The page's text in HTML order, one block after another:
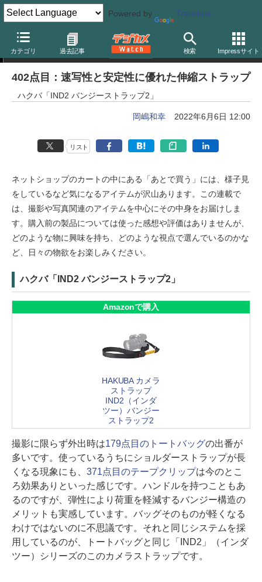
Powered by Translate
カテゴリ 過去記事 検索 Impressサイト
岡嶋和幸の「あとで買う」
402点目：速写性と安定性に優れた伸縮ストラップ
ハクバ「IND2 バンジーストラップ2」
岡嶋和幸 2022年6月6日 12:00
リスト
ネットショップのカートの中にある「あとで買う」には、様子見
をしているなど気になるアイテムが沢山あります。この連載で
は、撮影や写真関連のアイテムを中心にその中身をお届けしま
す。購入前の製品については使った感想や評価はありませんが、
どのような物に興味を持ち、どのような視点で選んでいるのかな
ど、日々の物欲をお楽しみください。
ハクバ「IND2 バンジーストラップ2」
Amazonで購入
HAKUBA カメラ
ストラップ
IND2（インダ
ツー）バンジー
ストラップ2
撮影に限らず外出時は179点目のトートバッグの出番が
多いです。使っているうちにショルダーストラップが長
くなる現象にも、 371点目のテープクリップは今のとこ
ろ効果ありといった感じです。ハンドルを持つこともあ
るのですが、弾性により荷重を軽減するバンジー構造の
メリットも実感しています。バッグそのものが軽くなる
わけではないのに不思議です。それと同じシステムを採
用しているのが、トートバッグと同じ「IND2」（インダ
ツー）シリーズのこのカメラストラップです。